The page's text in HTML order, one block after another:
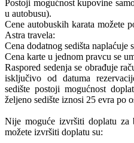
Postoji mogućnost kupovine
u autobusu).
Cene autobuskih karata možete
Astra travela:
Cena dodatnog sedišta naplaćuje
Cena karte u jednom pravcu se
Raspored sedenja se obrađuje
isključivo od datuma
sedište postoji mogućnost
željeno sedište iznosi 25 evra po
Nije moguće izvršiti doplatu za
možete izvršiti doplatu su: